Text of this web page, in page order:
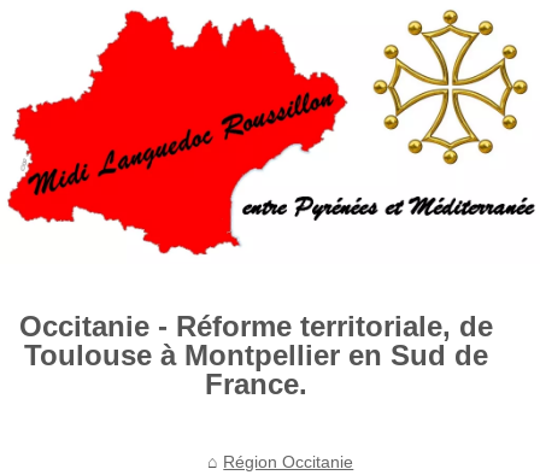
Occitanie - Réforme territoriale, de
Toulouse à Montpellier en Sud de
France.
Région Occitanie